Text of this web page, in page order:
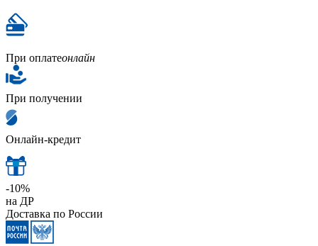
При оплатеонлайн
При получении
Онлайн-кредит
-10%
на ДР
Доставка по России